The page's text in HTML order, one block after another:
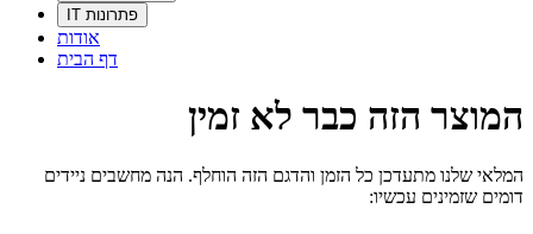
פתרונות IT
אודות
דף הבית
המוצר הזה כבר לא זמין
המלאי שלנו מתעדכן כל הזמן והדגם הזה הוחלף. הנה מחשבים ניידים
דומים שזמינים עכשיו: